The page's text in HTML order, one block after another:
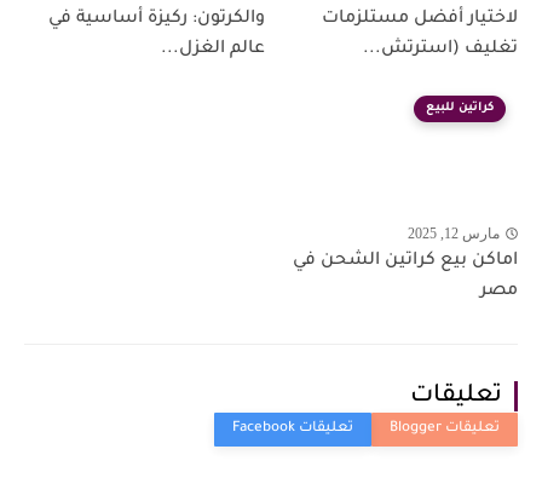
لاختيار أفضل مستلزمات
تغليف (استرتش...
والكرتون: ركيزة أساسية في
عالم الغزل...
كراتين للبيع
مارس 12, 2025
اماكن بيع كراتين الشحن في
مصر
تعليقات